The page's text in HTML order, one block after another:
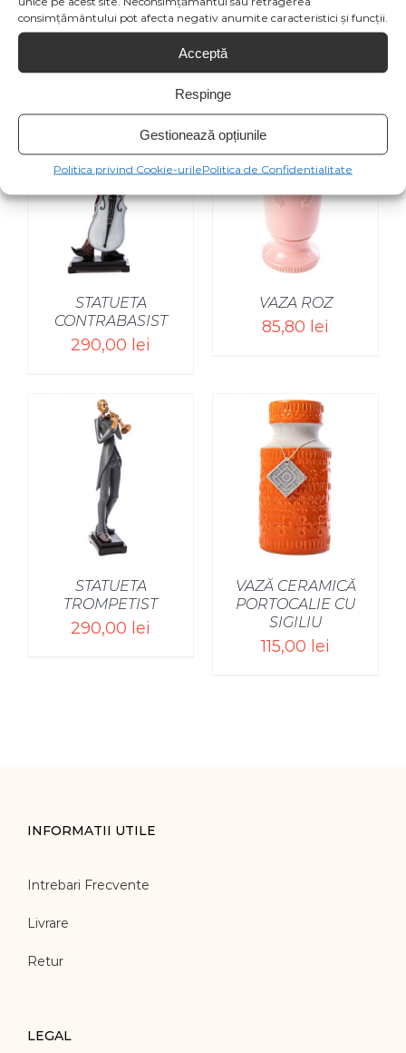
consimțământului pot afecta negativ anumite caracteristici și funcții.
Acceptă
Respinge
Gestionează opțiunile
Politica privind Cookie-urilePolitica de Confidentialitate
Produse similare
STATUETA
CONTRABASIST
290,00 lei
VAZA ROZ
85,80 lei
STATUETA
TROMPETIST
290,00 lei
SELECT OPTIONS
VAZĂ CERAMICĂ
PORTOCALIE CU
SIGILIU
115,00 lei
INFORMATII UTILE
Intrebari Frecvente
Livrare
Retur
LEGAL